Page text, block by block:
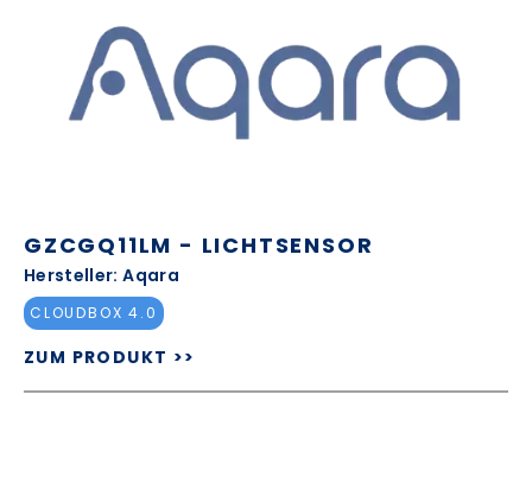
GZCGQ11LM - LICHTSENSOR
Hersteller: Aqara
CLOUDBOX 4.0
ZUM PRODUKT >>